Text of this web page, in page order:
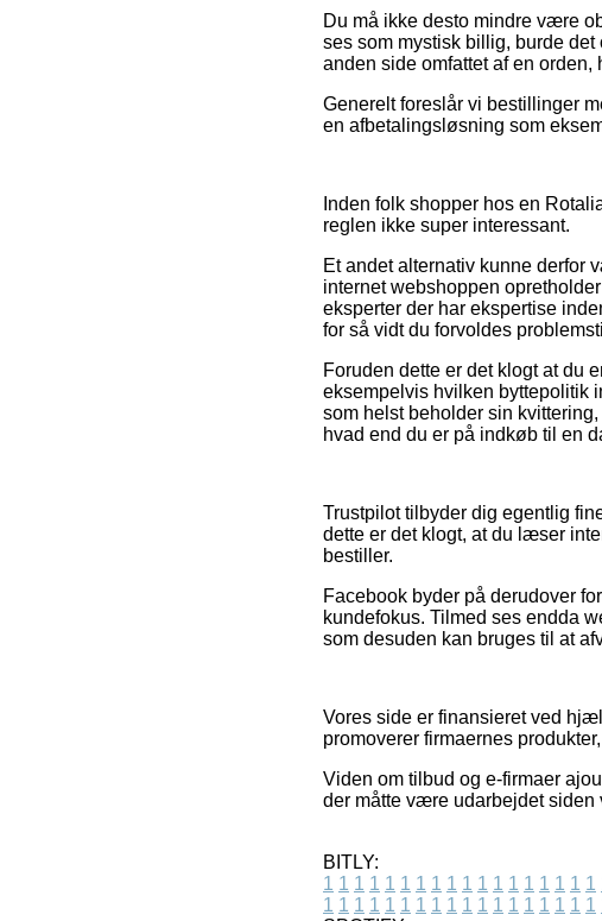
Du må ikke desto mindre være
ses som mystisk billig, burde
anden side omfattet af en
Generelt foreslår vi bestillinger
en afbetalingsløsning som
Inden folk shopper hos en
reglen ikke super interessant.
Et andet alternativ kunne derfor
internet webshoppen
eksperter der har ekspertise
for så vidt du forvoldes
Foruden dette er det klogt at du
eksempelvis hvilken byttepolitik
som helst beholder sin
hvad end du er på indkøb til en
Trustpilot tilbyder dig egentlig
dette er det klogt, at du læser
bestiller.
Facebook byder på derudover
kundefokus. Tilmed ses endda
som desuden kan bruges til at
Vores side er finansieret ved
promoverer firmaernes
Viden om tilbud og e-firmaer
der måtte være udarbejdet siden
BITLY:
1 1 1 1 1 1 1 1 1 1 1 1 1 1 1 1 1 1
1 1 1 1 1 1 1 1 1 1 1 1 1 1 1 1 1 1